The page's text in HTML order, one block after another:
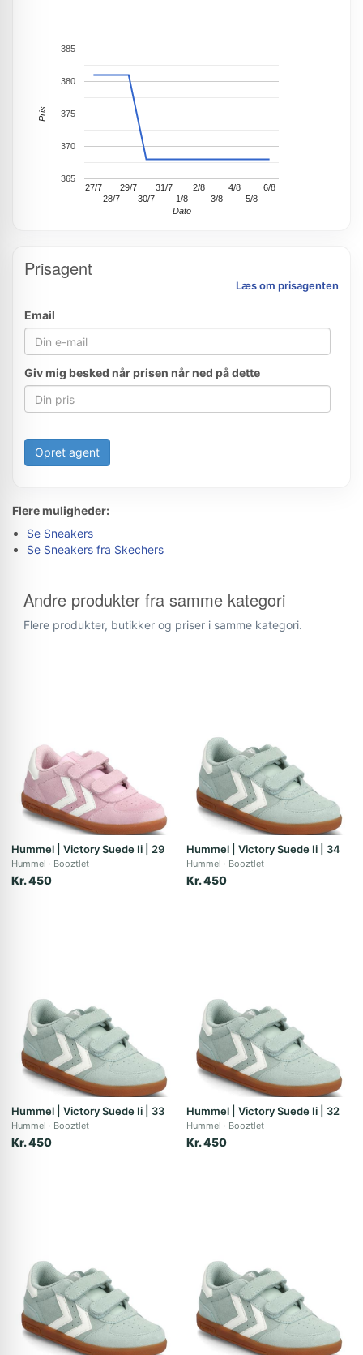
27/7
28/7
29/7
30/7
31/7
1/8
2/8
3/8
4/8
5/8
6/8
365
370
375
380
385
Dato
Pris
Prisagent
Læs om prisagenten
Email
Giv mig besked når prisen når ned på dette
Opret agent
Flere muligheder:
Se Sneakers
Se Sneakers fra Skechers
Andre produkter fra samme kategori
Flere produkter, butikker og priser i samme kategori.
Hummel | Victory Suede Ii | 29
Hummel Booztlet
Kr. 450
Hummel | Victory Suede Ii | 34
Hummel Booztlet
Kr. 450
Hummel | Victory Suede Ii | 33
Hummel Booztlet
Kr. 450
Hummel | Victory Suede Ii | 32
Hummel Booztlet
Kr. 450